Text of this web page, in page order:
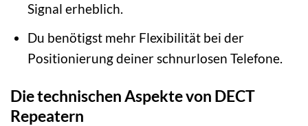
Signal erheblich.
Du benötigst mehr Flexibilität bei der
Positionierung deiner schnurlosen Telefone.
Die technischen Aspekte von DECT
Repeatern